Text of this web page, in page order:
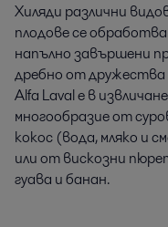
Хиляди различни
плодове се
напълно завършени
дребно от дружества
Alfa Laval е в
многообразие от
кокос (вода, мляко и
или от вискозни
гуава и банан.